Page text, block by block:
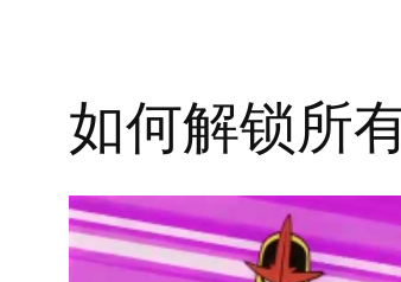
如何解锁所